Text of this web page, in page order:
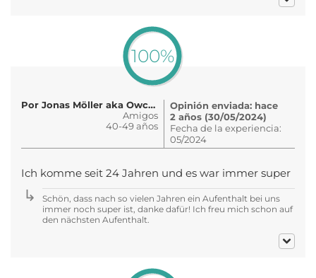
100%
Por Jonas Möller aka Owczarek
Amigos
40-49 años
Opinión enviada: hace
2 años (30/05/2024)
Fecha de la experiencia:
05/2024
Ich komme seit 24 Jahren und es war immer super
Schön, dass nach so vielen Jahren ein Aufenthalt bei uns
immer noch super ist, danke dafür! Ich freu mich schon auf
den nächsten Aufenthalt.